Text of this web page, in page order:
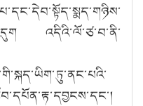
འདིའི་ལོ་ཙ་བ་ནི་